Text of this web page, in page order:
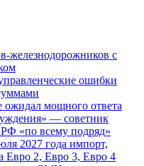
железнодорожников с
ошибки
ожидал мощного ответа
— советник
РФ «по всему подряд»
2027 года импорт,
Евро 2, Евро 3, Евро 4